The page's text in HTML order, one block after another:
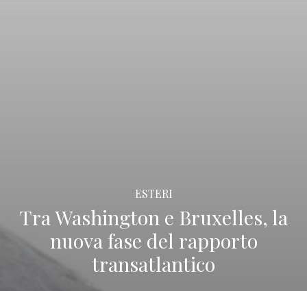
ESTERI
Tra Washington e Bruxelles, la
nuova fase del rapporto
transatlantico